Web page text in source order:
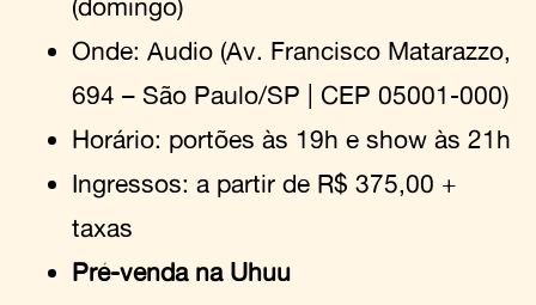
(domingo)
Onde: Audio (Av. Francisco Matarazzo,
694 – São Paulo/SP | CEP 05001-000)
Horário: portões às 19h e show às 21h
Ingressos: a partir de R$ 375,00 +
taxas
Pré-venda na Uhuu